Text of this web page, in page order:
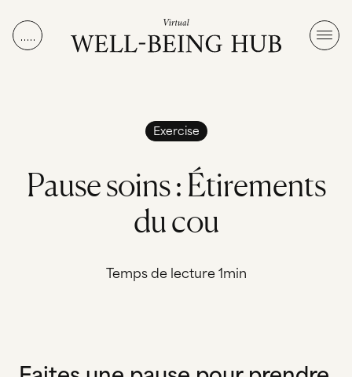
Exercise
Pausesoins: Étirements
ducou
Temps de lecture 1min